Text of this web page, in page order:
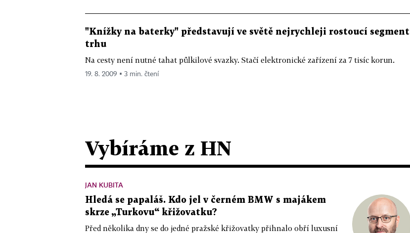
"Knížky na baterky" představují ve světě nejrychleji rostoucí segment
trhu
Na cesty není nutné tahat půlkilové svazky. Stačí elektronické zařízení za 7 tisíc korun.
19. 8. 2009 ▪ 3 min. čtení
Vybíráme z HN
JAN KUBITA
Hledá se papaláš. Kdo jel v černém BMW s majákem
skrze „Turkovu“ křižovatku?
Před několika dny se do jedné pražské křižovatky přihnalo obří luxusní